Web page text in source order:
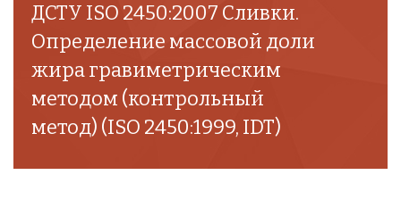
ДСТУ ISO 2450:2007 Сливки.
Определение массовой доли
жира гравиметрическим
методом (контрольный
метод) (ISO 2450:1999, IDT)